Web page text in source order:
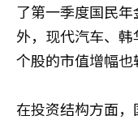
了第一季度国民
外，现代汽车、
个股的市值增幅也
在投资结构方面